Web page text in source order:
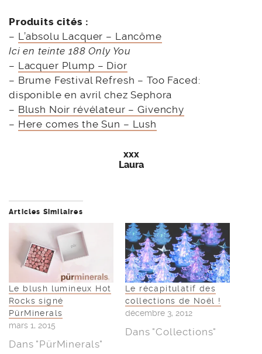
Produits cités :
– L’absolu Lacquer – Lancôme
Ici en teinte 188 Only You
– Lacquer Plump – Dior
– Brume Festival Refresh – Too Faced:
disponible en avril chez Sephora
– Blush Noir révélateur – Givenchy
– Here comes the Sun – Lush
xxx
Laura
Articles Similaires
Le blush lumineux Hot
Rocks signé
PürMinerals
mars 1, 2015
Dans "PürMinerals"
Le récapitulatif des
collections de Noël !
décembre 3, 2012
Dans "Collections"